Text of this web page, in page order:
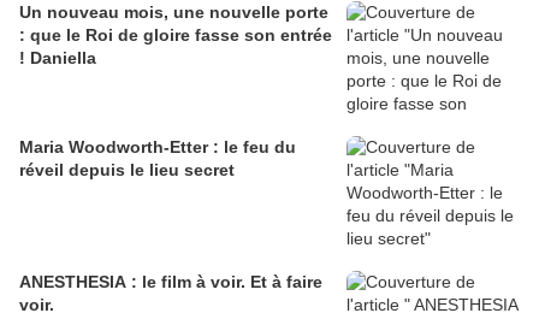
Un nouveau mois, une nouvelle porte
: que le Roi de gloire fasse son entrée
! Daniella
Maria Woodworth-Etter : le feu du
réveil depuis le lieu secret
ANESTHESIA : le film à voir. Et à faire
voir.